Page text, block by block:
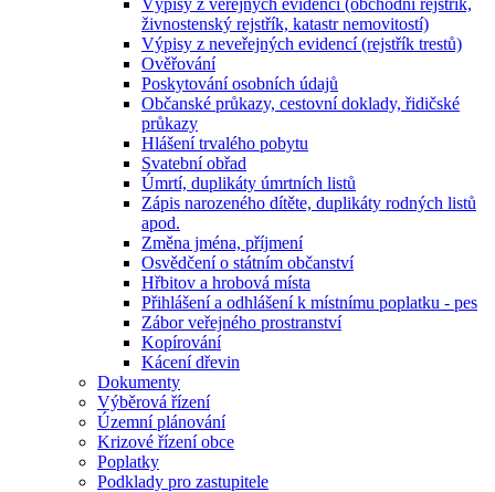
Výpisy z veřejných evidencí (obchodní rejstřík,
živnostenský rejstřík, katastr nemovitostí)
Výpisy z neveřejných evidencí (rejstřík trestů)
Ověřování
Poskytování osobních údajů
Občanské průkazy, cestovní doklady, řidičské
průkazy
Hlášení trvalého pobytu
Svatební obřad
Úmrtí, duplikáty úmrtních listů
Zápis narozeného dítěte, duplikáty rodných listů
apod.
Změna jména, příjmení
Osvědčení o státním občanství
Hřbitov a hrobová místa
Přihlášení a odhlášení k místnímu poplatku - pes
Zábor veřejného prostranství
Kopírování
Kácení dřevin
Dokumenty
Výběrová řízení
Územní plánování
Krizové řízení obce
Poplatky
Podklady pro zastupitele